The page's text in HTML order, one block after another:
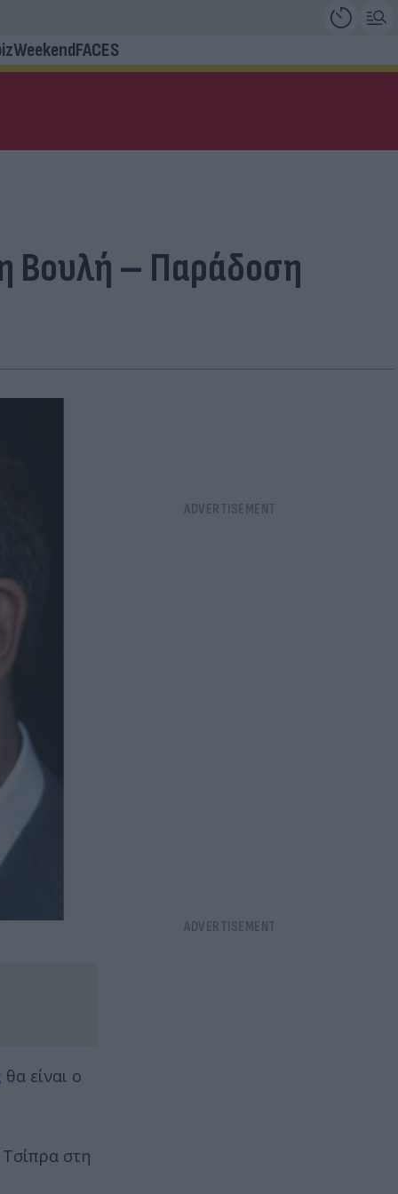
WeekendFACES
Βουλή – Παράδοση
θα είναι ο
στη